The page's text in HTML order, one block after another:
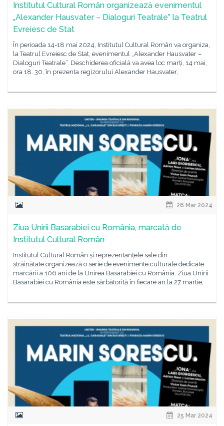
Institutul Cultural Român organizează evenimentul
„Alexander Hausvater – Dialoguri Teatrale” la Teatrul
Evreiesc de Stat
În perioada 14-18 mai 2024, Institutul Cultural Român va organiza,
la Teatrul Evreiesc de Stat, evenimentul „Alexander Hausvater –
Dialoguri Teatrale”. Deschiderea oficială va avea loc marți, 14 mai,
ora 18. 30, în prezenta regizorului Alexander Hausvater,
26 Mar 2024
Ziua Unirii Basarabiei cu România, marcată de
Institutul Cultural Român
Institutul Cultural Român și reprezentanțele sale din
străinătate organizează o serie de evenimente culturale dedicate
marcării a 106 ani de la Unirea Basarabiei cu România. Ziua Unirii
Basarabiei cu România este sărbătorită în fiecare an la 27 martie,
25 Mar 2024